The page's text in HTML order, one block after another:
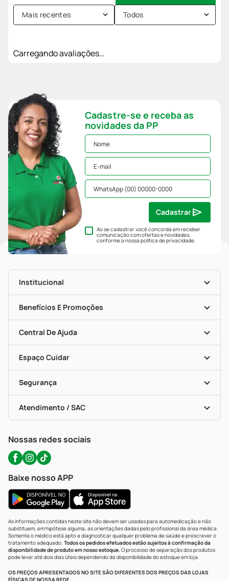
Mais recentes Todos
Carregando avaliações…
Cadastre-se e receba as
novidades da PP
Ao se cadastrar você concorda em receber
comunicação com ofertas e novidades,
conforme a nossapolítica de privacidade.
Cadastrar
Institucional
História
Nossas Lojas
Mapa De Categorias
Blog Da PP
Seja Uma Loja Parceira
Benefícios E Promoções
Clube PP
Convênios
Programa Popular Do Brasil
Encarte De Ofertas
Dermaclub
Descontos De Laboratório (PBM)
Cupons E Ofertas
Central De Ajuda
Entrega
Recompra Programada
Compras Com Receita
Alomed (tele-Entrega)
Formas De Pagamento
Troca E Devolução
Bulas De A A Z
Políticas De Marketplace
Espaço Cuidar
Vacinas
Serviços Farmacêuticos
Testes Rápidos
Autoteste Covid-19
Segurança
Certificado De Segurança
Portal Da Privacidade
Atendimento / SAC
WhatsApp (47) 9202-1687
Nossas redes sociais
Baixe nosso APP
As informações contidas neste site não devem ser usadas para automedicação e não
substituem, em hipótese alguma, as orientações dadas pelo profissional da área médica.
Somente o médico está apto a diagnosticar qualquer problema de saúde e prescrever o
tratamento adequado. Todos os pedidos efetuados estão sujeitos à confirmação da
disponibilidade de produto em nosso estoque.O processo de separação dos produtos
pode levar até dois dias úteis dependendo da disponibilidade do estoque em loja.
OS PREÇOS APRESENTADOS NO SITE SÃO DIFERENTES DOS PREÇOS DAS LOJAS
FÍSICAS DE NOSSA REDE.